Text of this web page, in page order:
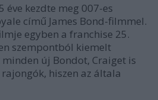
éve kezdte meg 007-es
című James Bond-filmmel.
egyben a franchise 25.
szempontból kiemelt
új Bondot, Craiget is
hiszen az általa